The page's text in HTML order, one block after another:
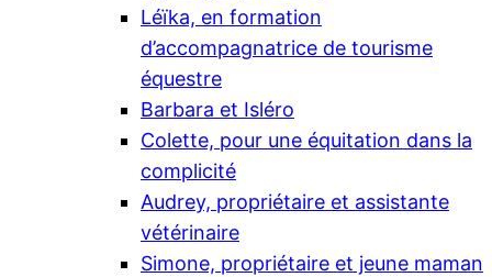
Léïka, en formation
d’accompagnatrice de tourisme
équestre
Barbara et Isléro
Colette, pour une équitation dans la
complicité
Audrey, propriétaire et assistante
vétérinaire
Simone, propriétaire et jeune maman